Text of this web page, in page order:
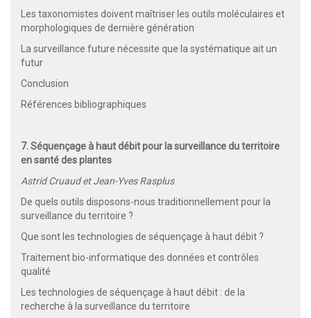
Les taxonomistes doivent maîtriser les outils moléculaires et
morphologiques de dernière génération
La surveillance future nécessite que la systématique ait un
futur
Conclusion
Références bibliographiques
7. Séquençage à haut débit pour la surveillance du territoire
en santé des plantes
Astrid Cruaud et Jean-Yves Rasplus
De quels outils disposons-nous traditionnellement pour la
surveillance du territoire ?
Que sont les technologies de séquençage à haut débit ?
Traitement bio-informatique des données et contrôles
qualité
Les technologies de séquençage à haut débit : de la
recherche à la surveillance du territoire